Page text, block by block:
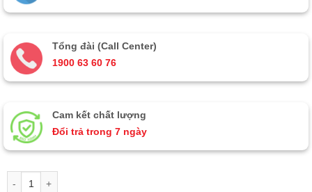
Tổng đài (Call Center)
1900 63 60 76
Cam kết chất lượng
Đổi trả trong 7 ngày